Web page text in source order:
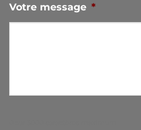
Votre message *